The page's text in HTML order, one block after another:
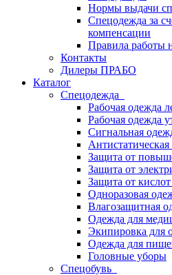
Нормы выдачи
Спецодежда за
компенсации
Правила работы
Контакты
Дилеры ПРАБО
Каталог
Спецодежда
Рабочая одежда
Рабочая одежда
Сигнальная
Защита от
Защита от
Защита от
Одноразовая
Влагозащитная
Одежда для
Экипировка для
Одежда для
Головные уборы
Спецобувь